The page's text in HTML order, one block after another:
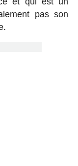
pas son